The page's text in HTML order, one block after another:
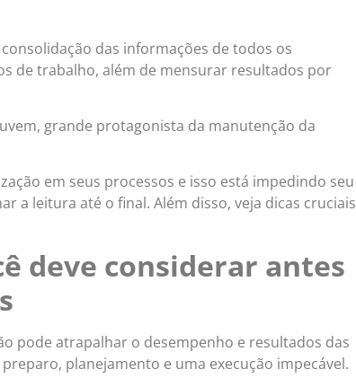
das informações de todos os
de trabalho, além de mensurar resultados por
grande protagonista da manutenção da
em seus processos e isso está impedindo seu
a leitura até o final. Além disso, veja dicas cruciais
deve considerar antes
pode atrapalhar o desempenho e resultados das
planejamento e uma execução impecável.